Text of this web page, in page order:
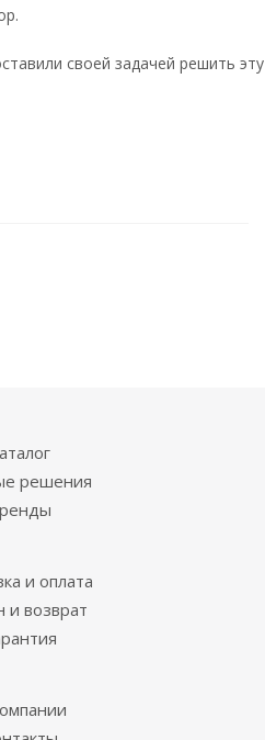
своей задачей решить эту
решения
и оплата
и возврат